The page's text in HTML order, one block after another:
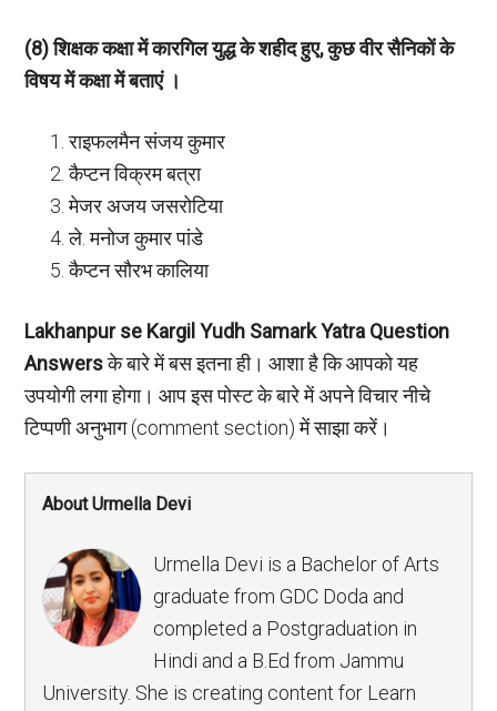
(8) शिक्षक कक्षा में कारगिल युद्ध के शहीद हुए, कुछ वीर सैनिकों के
विषय में कक्षा में बताएं ।
राइफलमैन संजय कुमार
कैप्टन विक्रम बत्रा
मेजर अजय जसरोटिया
ले. मनोज कुमार पांडे
कैप्टन सौरभ कालिया
Lakhanpur se Kargil Yudh Samark Yatra Question
Answersके बारे में बस इतना ही। आशा है कि आपको यह
उपयोगी लगा होगा। आप इस पोस्ट के बारे में अपने विचार नीचे
टिप्पणी अनुभाग (comment section) में साझा करें।
About Urmella Devi
Urmella Devi is a Bachelor of Arts
graduate from GDC Doda and
completed a Postgraduation in
Hindi and a B.Ed from Jammu
University. She is creating content for Learn